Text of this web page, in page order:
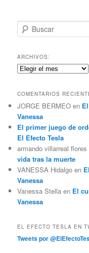
u
c
a
r
ARCHIVOS:
Archivos:
COMENTARIOS
JORGE BERMEO en
Vanessa
El primer juego de
El Efecto Tesla
armando villarreal flores
vida tras la muerte
VANESSA Hidalgo en
Vanessa
Vanessa Stella en El
Vanessa
EL EFECTO TESLA EN
Tweets por